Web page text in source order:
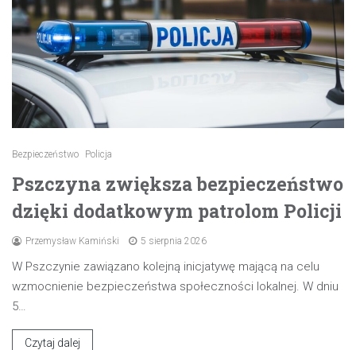
Bezpieczeństwo Policja
Pszczyna zwiększa bezpieczeństwo
dzięki dodatkowym patrolom Policji
Przemysław Kamiński 5 sierpnia 2026
W Pszczynie zawiązano kolejną inicjatywę mającą na celu
wzmocnienie bezpieczeństwa społeczności lokalnej. W dniu
5…
Czytaj dalej